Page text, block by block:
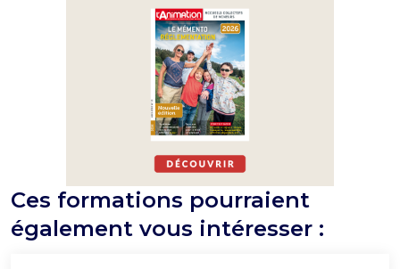
Ces formations pourraient
également vous intéresser :